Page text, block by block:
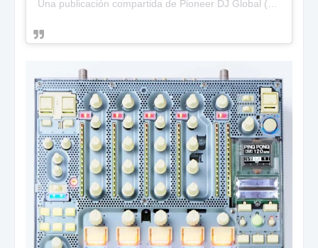
Una publicación compartida de Pioneer DJ Global (@pioneerdjglobal) el